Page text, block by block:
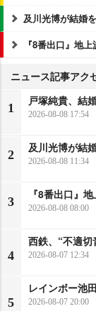
及川光博が結婚
『8番出口』地
ニュース記事アク
1
戸塚純貴、結
2026-08-08 17:54
2
及川光博が結
2026-08-08 11:34
3
『8番出口』
2026-08-08 08:00
4
西鉄、“不適切
2026-08-07 12:34
5
レインボー池
2026-08-07 20:00